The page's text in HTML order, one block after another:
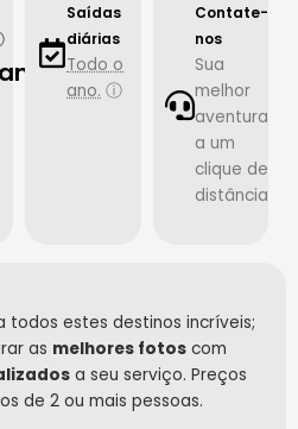
Saídas
diárias
Todo o
ano. ⓘ
Contate-
nos
Sua
melhor
aventura
a um
clique de
distância
todos estes destinos incríveis;
as melhores fotos com
a seu serviço. Preços
de 2 ou mais pessoas.